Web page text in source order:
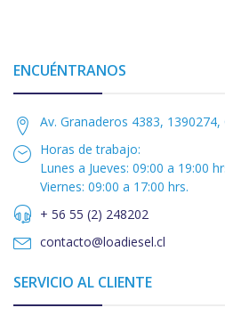
ENCUÉNTRANOS
Av. Granaderos 4383,
Horas de trabajo:
Lunes a Jueves: 09:00 a 19:00
Viernes: 09:00 a 17:00 hrs.
+ 56 55 (2) 248202
contacto@loadiesel.cl
SERVICIO AL CLIENTE